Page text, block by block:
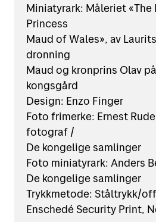
Miniatyrark: Måleriet
Princess
Maud of Wales», av
dronning
Maud og kronprins Olav
kongsgård
Design: Enzo Finger
Foto frimerke: Ernest
fotograf /
De kongelige samlinger
Foto miniatyrark: Anders
De kongelige samlinger
Trykkmetode: Ståltrykk/
Enschedé Security Print,